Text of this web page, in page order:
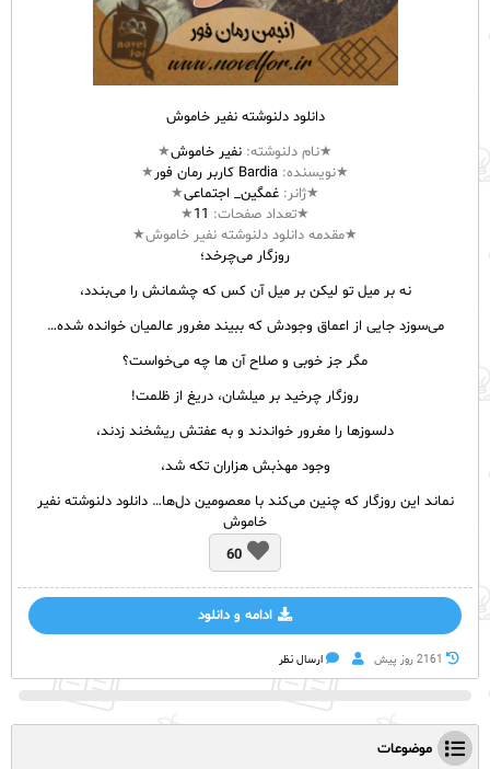
دانلود دلنوشته نفیر خاموش
★نام دلنوشته: نفیر خاموش★
★نویسنده:
★
★ژانر: غمگین_ اجتماعی★
★تعداد صفحات:
★
★مقدمه دانلود دلنوشته نفیر خاموش★
روزگار می‌چرخد؛
نه بر میل تو لیکن بر میل آن کس که چشمانش را می‌بندد،
می‌سوزد جایی از اعماق وجودش که ببیند مغرور عالمیان خوانده شده…
مگر جز خوبی و صلاح آن ها چه می‌خواست؟
روزگار چرخید بر میلشان، دریغ از ظلمت!
دلسوزها را مغرور خواندند و به عفتش ریشخند زدند،
وجود مهذبش هزاران تکه شد،
نماند این روزگار که چنین می‌کند با معصومین دل‌ها… دانلود دلنوشته نفیر
خاموش
60
ادامه و دانلود
2161 روز پيش ارسال نظر
موضوعات